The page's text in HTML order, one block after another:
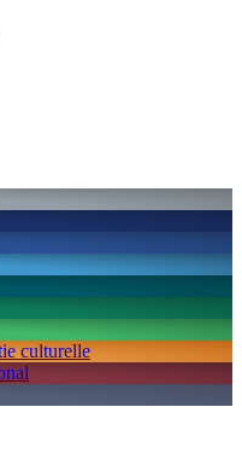
culturelle